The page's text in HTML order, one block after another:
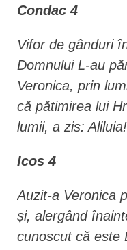
Condac 4
Vifor de gânduri
Domnului L-au
Veronica, prin
că pătimirea lui
lumii, a zis: Aliluia!
Icos 4
Auzit-a Veronica
și, alergând
cunoscut că este